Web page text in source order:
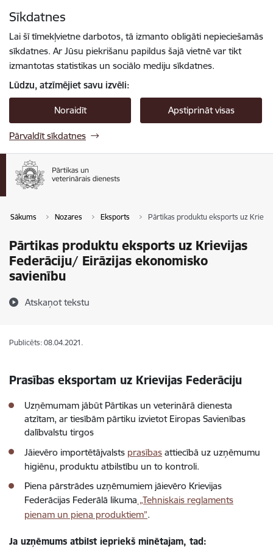
Sīkdatnes
Lai šī tīmekļvietne darbotos, tā izmanto obligāti nepieciešamās
sīkdatnes. Ar Jūsu piekrišanu papildus šajā vietnē var tikt
izmantotas statistikas un sociālo mediju sīkdatnes.
Lūdzu, atzīmējiet savu izvēli:
Noraidīt Apstiprināt visas
Pārvaldīt sīkdatnes
Sākums Nozares Eksports Pārtikas produktu eksports uz
Pārtikas produktu eksports uz Krievijas
Federāciju/ Eirāzijas ekonomisko
savienību
Atskaņot tekstu
Publicēts: 08.04.2021.
Prasības eksportam uz Krievijas Federāciju
Uzņēmumam jābūt Pārtikas un veterinārā dienesta
atzītam, ar tiesībām pārtiku izvietot Eiropas Savienības
dalībvalstu tirgos
Jāievēro importētājvalsts prasības attiecībā uz uzņēmumu
higiēnu, produktu atbilstību un to kontroli.
Piena pārstrādes uzņēmumiem jāievēro Krievijas
Federācijas Federālā likuma „Tehniskais reglaments
pienam un piena produktiem”.
Ja uzņēmums atbilst iepriekš minētajam, tad: